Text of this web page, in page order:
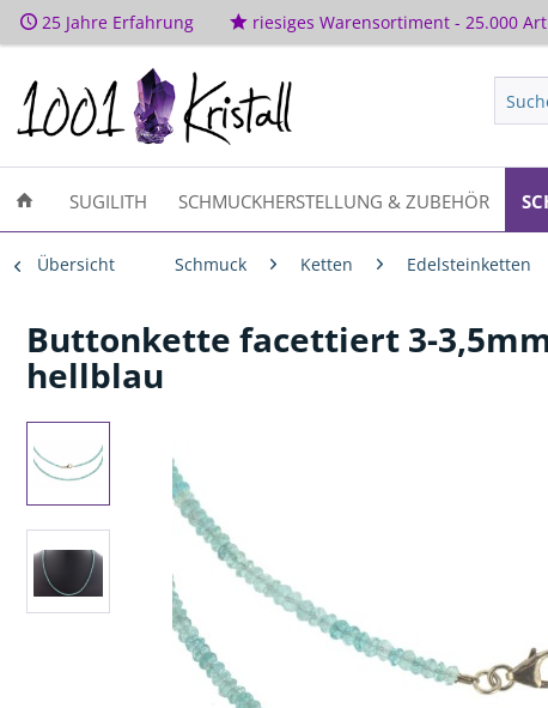
25 Jahre Erfahrung riesiges Warensortiment - 25.000
SUGILITH SCHMUCKHERSTELLUNG & ZUBEHÖR
Übersicht Schmuck Ketten Edelsteinketten
Buttonkette facettiert 3-
hellblau